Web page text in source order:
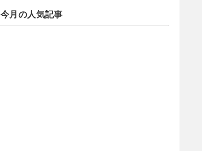
今月の人気記事